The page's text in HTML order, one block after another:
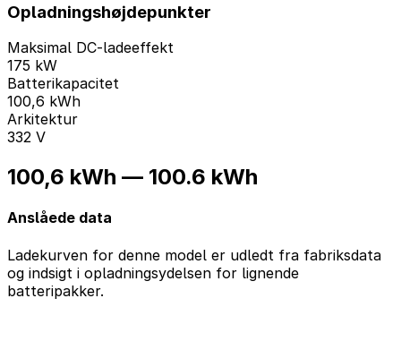
Opladningshøjdepunkter
Maksimal DC-ladeeffekt
175 kW
Batterikapacitet
100,6 kWh
Arkitektur
332 V
100,6 kWh — 100.6 kWh
Anslåede data
Ladekurven for denne model er udledt fra fabriksdata
og indsigt i opladningsydelsen for lignende
batteripakker.